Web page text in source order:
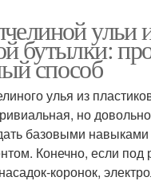
ульи
бутылки:
способ
улья из
но
базовыми
Конечно, если под
коронок,